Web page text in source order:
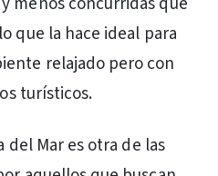
que la hace ideal para
relajado pero con
turísticos.
del Mar es otra de las